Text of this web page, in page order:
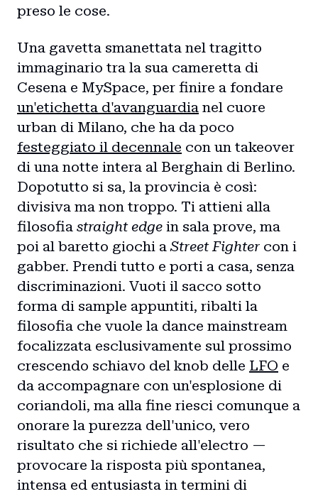
preso le cose.
Una gavetta smanettata nel tragitto
immaginario tra la sua cameretta di
Cesena e MySpace, per finire a fondare
un'etichetta d'avanguardia nel cuore
urban di Milano, che ha da poco
festeggiato il decennale con un takeover
di una notte intera al Berghain di Berlino.
Dopotutto si sa, la provincia è così:
divisiva ma non troppo. Ti attieni alla
filosofia straight edge in sala prove, ma
poi al baretto giochi aStreet Fighter con i
gabber. Prendi tutto e porti a casa, senza
discriminazioni. Vuoti il sacco sotto
forma di sample appuntiti, ribalti la
filosofia che vuole la dance mainstream
focalizzata esclusivamente sul prossimo
crescendo schiavo del knob delle LFO e
da accompagnare con un'esplosione di
coriandoli, ma alla fine riesci comunque a
onorare la purezza dell'unico, vero
risultato che si richiede all'electro —
provocare la risposta più spontanea,
intensa ed entusiasta in termini di